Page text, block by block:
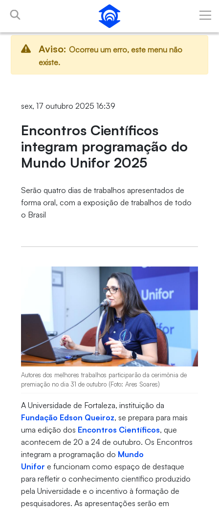
Pular para o Conteúdo principal
Aviso: Ocorreu um erro, este menu não
existe.
sex, 17 outubro 2025 16:39
Encontros Científicos
integram programação do
Mundo Unifor 2025
Serão quatro dias de trabalhos apresentados de
forma oral, com a exposição de trabalhos de todo
o Brasil
Autores dos melhores trabalhos participarão da cerimônia de
premiação no dia 31 de outubro (Foto: Ares Soares)
A Universidade de Fortaleza, instituição da
Fundação Edson Queiroz, se prepara para mais
uma edição dos Encontros Científicos, que
acontecem de 20 a 24 de outubro. Os Encontros
integram a programação do Mundo
Unifor e funcionam como espaço de destaque
para refletir o conhecimento científico produzido
pela Universidade e o incentivo à formação de
pesquisadores. As apresentações serão em